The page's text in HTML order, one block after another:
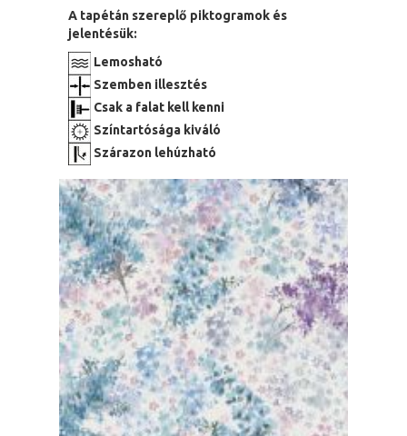
A tapétán szereplő piktogramok és
jelentésük:
Lemosható
Szemben illesztés
Csak a falat kell kenni
Színtartósága kiváló
Szárazon lehúzható